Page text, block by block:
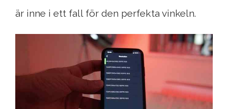
är inne i ett fall för den perfekta vinkeln.